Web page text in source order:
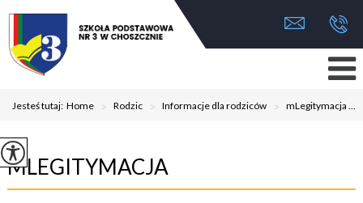
Jesteś tutaj:Home > Rodzic > Informacje dla rodziców > mLegitymacja ...
MLEGITYMACJA